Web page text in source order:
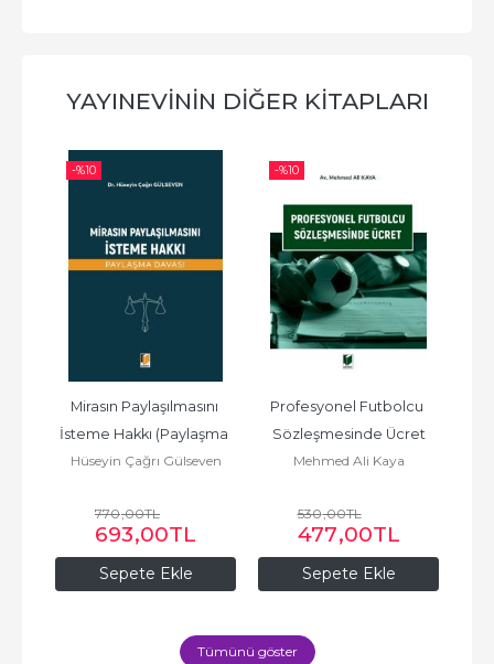
YAYINEVININ DIĞER KITAPLARI
-%10
Sepete Ekle
Mirasın Paylaşılmasını
İsteme Hakkı (Paylaşma
Davası)
Hüseyin Çağrı Gülseven
770,00TL
693,00TL
-%10
Sepete Ekle
Profesyonel Futbolcu
Sözleşmesinde Ücret
Mehmed Ali Kaya
530,00TL
477,00TL
Tümünü göster